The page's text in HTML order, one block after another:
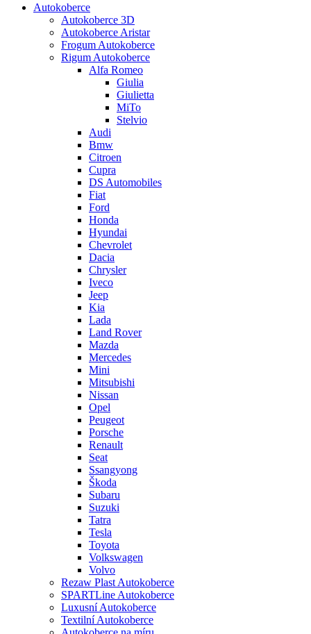
Autokoberce
Autokoberce 3D
Autokoberce Aristar
Frogum Autokoberce
Rigum Autokoberce
Alfa Romeo
Giulia
Giulietta
MiTo
Stelvio
Audi
Bmw
Citroen
Cupra
DS Automobiles
Fiat
Ford
Honda
Hyundai
Chevrolet
Dacia
Chrysler
Iveco
Jeep
Kia
Lada
Land Rover
Mazda
Mercedes
Mini
Mitsubishi
Nissan
Opel
Peugeot
Porsche
Renault
Seat
Ssangyong
Škoda
Subaru
Suzuki
Tatra
Tesla
Toyota
Volkswagen
Volvo
Rezaw Plast Autokoberce
SPARTLine Autokoberce
Luxusní Autokoberce
Textilní Autokoberce